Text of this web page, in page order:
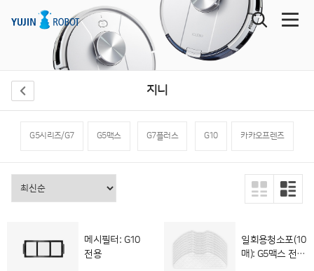
지니
G5시리즈/G7 G5맥스 G7플러스 G10 카카오프렌즈
메시필터: G10
전용
일회용청소포(10
매): G5맥스 전용